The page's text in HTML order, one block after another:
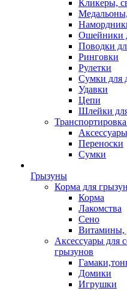
Кликеры,
Ошейники
Поводки
Ринговки
Рулетки
Сумки для
Удавки
Цепи
Шлейки
Переноски
Сумки
Грызуны
Корма для
Корма
Лакомства
Сено
Витамины,
Аксессуары для
грызунов
Домики
Игрушки